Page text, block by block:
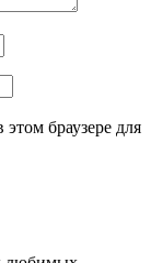
браузере для